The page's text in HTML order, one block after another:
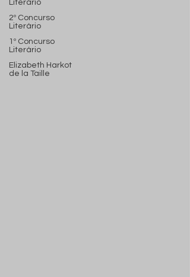
Literário
2º Concurso
Literário
1º Concurso
Literário
Elizabeth Harkot
de la Taille